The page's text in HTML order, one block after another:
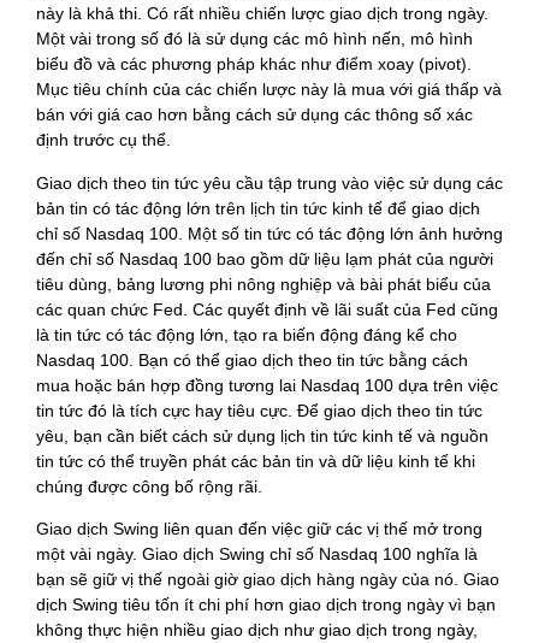
này là khả thi. Có rất nhiều chiến lược giao dịch trong ngày.
Một vài trong số đó là sử dụng các mô hình nến, mô hình
biểu đồ và các phương pháp khác như điểm xoay (pivot).
Mục tiêu chính của các chiến lược này là mua với giá thấp và
bán với giá cao hơn bằng cách sử dụng các thông số xác
định trước cụ thể.
Giao dịch theo tin tức yêu cầu tập trung vào việc sử dụng các
bản tin có tác động lớn trên lịch tin tức kinh tế để giao dịch
chỉ số Nasdaq 100. Một số tin tức có tác động lớn ảnh hưởng
đến chỉ số Nasdaq 100 bao gồm dữ liệu lạm phát của người
tiêu dùng, bảng lương phi nông nghiệp và bài phát biểu của
các quan chức Fed. Các quyết định về lãi suất của Fed cũng
là tin tức có tác động lớn, tạo ra biến động đáng kể cho
Nasdaq 100. Bạn có thể giao dịch theo tin tức bằng cách
mua hoặc bán hợp đồng tương lai Nasdaq 100 dựa trên việc
tin tức đó là tích cực hay tiêu cực. Để giao dịch theo tin tức
yêu, bạn cần biết cách sử dụng lịch tin tức kinh tế và nguồn
tin tức có thể truyền phát các bản tin và dữ liệu kinh tế khi
chúng được công bố rộng rãi.
Giao dịch Swing liên quan đến việc giữ các vị thế mở trong
một vài ngày. Giao dịch Swing chỉ số Nasdaq 100 nghĩa là
bạn sẽ giữ vị thế ngoài giờ giao dịch hàng ngày của nó. Giao
dịch Swing tiêu tốn ít chi phí hơn giao dịch trong ngày vì bạn
không thực hiện nhiều giao dịch như giao dịch trong ngày,